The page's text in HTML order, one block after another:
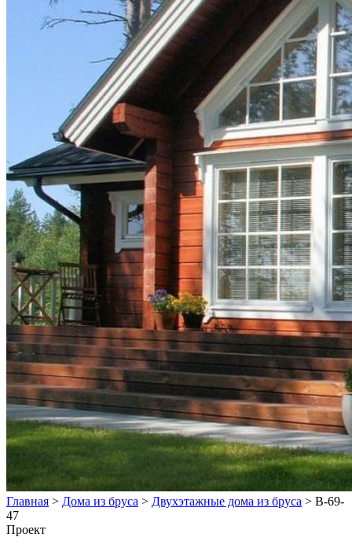
Главная > Дома из бруса > Двухэтажные дома из бруса > В-69-
47
Проект